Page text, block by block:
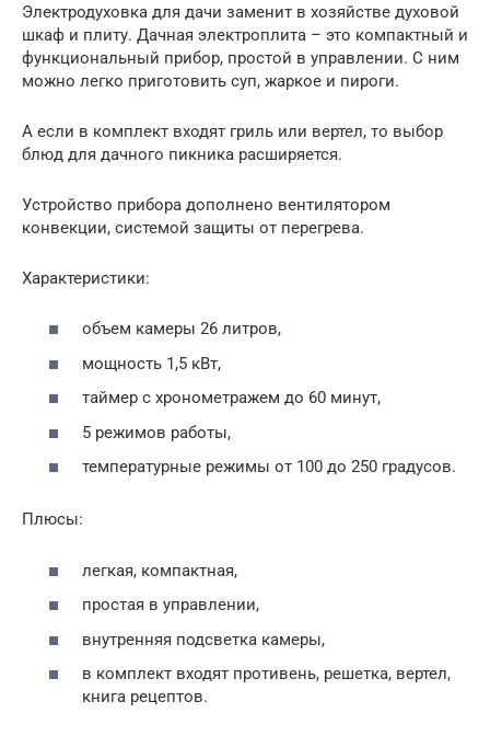
Электродуховка для дачи заменит в хозяйстве духовой
шкаф и плиту. Дачная электроплита – это компактный и
функциональный прибор, простой в управлении. С ним
можно легко приготовить суп, жаркое и пироги.
А если в комплект входят гриль или вертел, то выбор
блюд для дачного пикника расширяется.
Устройство прибора дополнено вентилятором
конвекции, системой защиты от перегрева.
Характеристики:
объем камеры 26 литров,
мощность 1,5 кВт,
таймер с хронометражем до 60 минут,
5 режимов работы,
температурные режимы от 100 до 250 градусов.
Плюсы:
легкая, компактная,
простая в управлении,
внутренняя подсветка камеры,
в комплект входят противень, решетка, вертел,
книга рецептов.